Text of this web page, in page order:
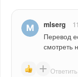
mlserg
Перевод
смотреть
Ответить